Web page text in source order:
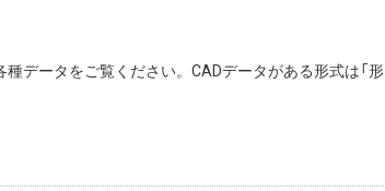
データをご覧ください。CADデータがある形式は「形